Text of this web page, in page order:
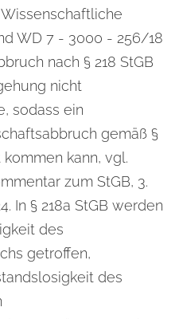
WD 7 - 3000 - 256/18
nach § 218 StGB
nicht
sodass ein
gemäß §
kann, vgl.
zum StGB, 3.
In § 218a StGB werden
des
getroffen,
des